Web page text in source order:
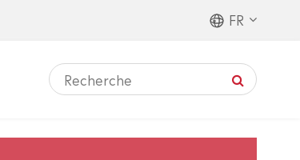
FR